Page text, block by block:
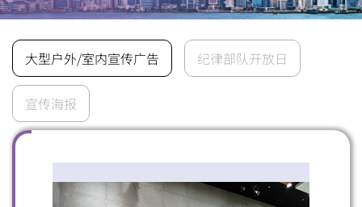
大型户外/室内宣传广告 纪律部队开放日
宣传海报